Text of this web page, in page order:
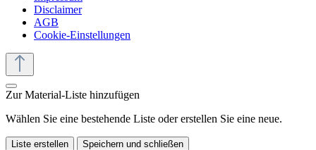
Disclaimer
AGB
Cookie-Einstellungen
Zur Material-Liste hinzufügen
Wählen Sie eine bestehende Liste oder erstellen Sie eine neue.
Liste erstellen Speichern und schließen